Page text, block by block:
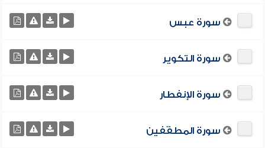
سورة عبس
سورة التكوير
سورة الإنفطار
سورة المطفّفين